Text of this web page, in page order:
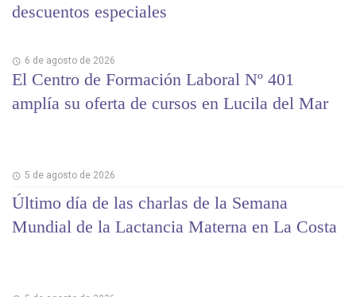
descuentos especiales
6 de agosto de 2026
El Centro de Formación Laboral Nº 401
amplía su oferta de cursos en Lucila del Mar
5 de agosto de 2026
Último día de las charlas de la Semana
Mundial de la Lactancia Materna en La Costa